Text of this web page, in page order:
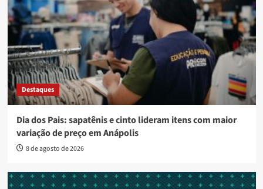
Destaques
Dia dos Pais: sapatênis e cinto lideram itens com maior
variação de preço em Anápolis
8 de agosto de 2026